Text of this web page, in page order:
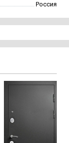
Россия